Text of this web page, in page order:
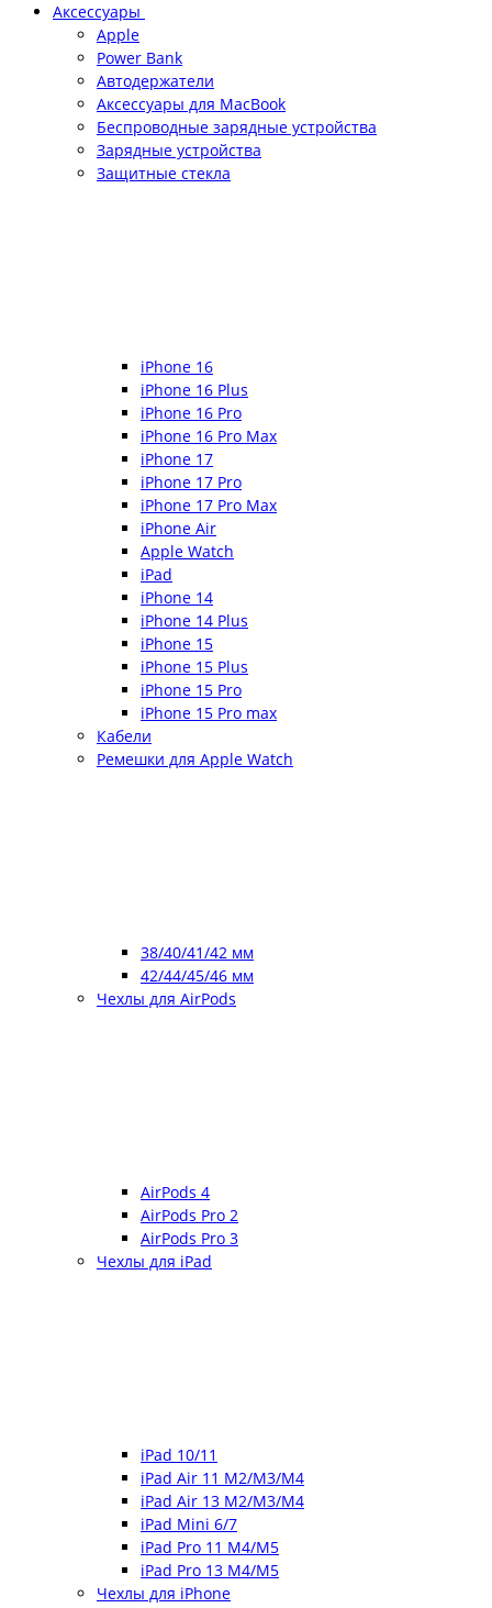
Аксессуары
Apple
Power Bank
Автодержатели
Аксессуары для MacBook
Беспроводные зарядные устройства
Зарядные устройства
Защитные стекла
iPhone 16
iPhone 16 Plus
iPhone 16 Pro
iPhone 16 Pro Max
iPhone 17
iPhone 17 Pro
iPhone 17 Pro Max
iPhone Air
Apple Watch
iPad
iPhone 14
iPhone 14 Plus
iPhone 15
iPhone 15 Plus
iPhone 15 Pro
iPhone 15 Pro max
Кабели
Ремешки для Apple Watch
38/40/41/42 мм
42/44/45/46 мм
Чехлы для AirPods
AirPods 4
AirPods Pro 2
AirPods Pro 3
Чехлы для iPad
iPad 10/11
iPad Air 11 M2/M3/M4
iPad Air 13 M2/M3/M4
iPad Mini 6/7
iPad Pro 11 M4/M5
iPad Pro 13 M4/M5
Чехлы для iPhone